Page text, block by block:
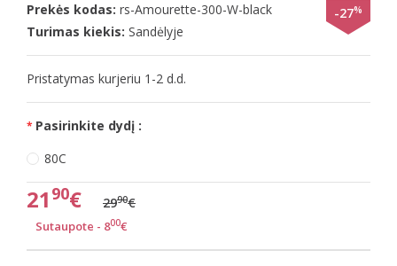
-27%
Prekės kodas: rs-Amourette-300-W-black
Turimas kiekis: Sandėlyje
Pristatymas kurjeriu 1-2 d.d.
Pasirinkite dydį :
80C
21 90€ 2990€
Sutaupote - 800€